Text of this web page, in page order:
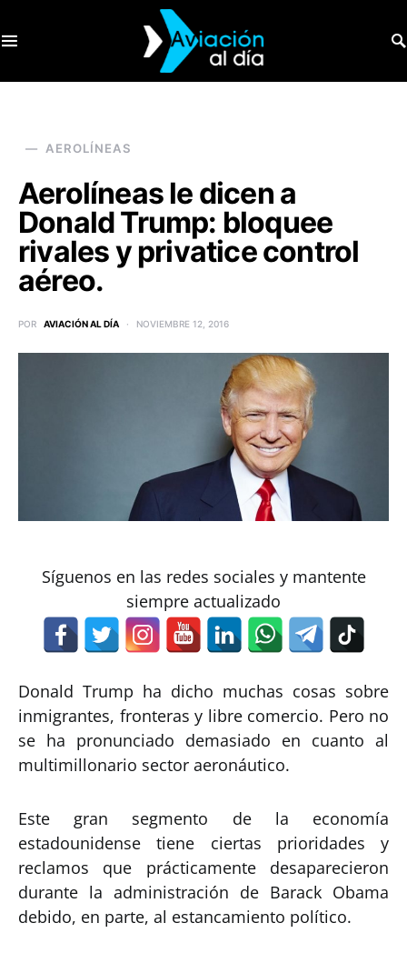
AEROLÍNEAS
Aerolíneas le dicen a
Donald Trump: bloquee
rivales y privatice control
aéreo.
POR AVIACIÓN AL DÍA NOVIEMBRE 12, 2016
Síguenos en las redes sociales y mantente
siempre actualizado
Donald Trump ha dicho muchas cosas sobre
inmigrantes, fronteras y libre comercio. Pero no
se ha pronunciado demasiado en cuanto al
multimillonario sector aeronáutico.
Este gran segmento de la economía
estadounidense tiene ciertas prioridades y
reclamos que prácticamente desaparecieron
durante la administración de Barack Obama
debido, en parte, al estancamiento político.